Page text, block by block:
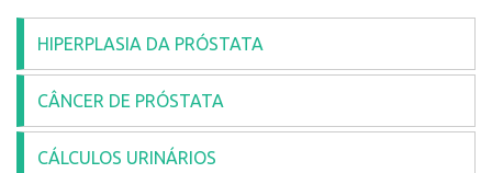
HIPERPLASIA DA PRÓSTATA
CÂNCER DE PRÓSTATA
CÁLCULOS URINÁRIOS